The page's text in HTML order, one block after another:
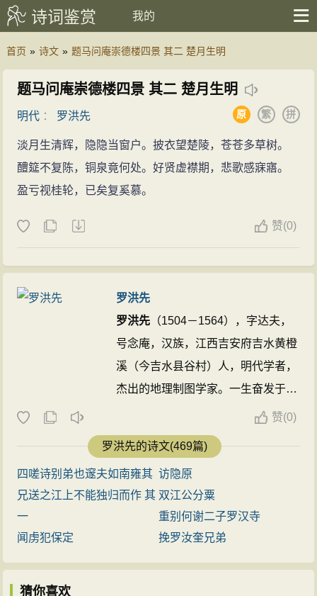
诗词鉴赏 我的
首页 » 诗文 » 题马问庵崇德楼四景 其二 楚月生明
题马问庵崇德楼四景 其二 楚月生明
明代 ： 罗洪先 拼
繁
原
淡月生清辉，隐隐当窗户。披衣望楚陵，苍苍多草树。
醴筵不复陈，铜泉竟何处。好贤虚襟期，悲歌感寐寤。
盈亏视桂轮，已矣复奚慕。
赞(0)
罗洪先
罗洪先 （1504－1564），字达夫，
号念庵，汉族，江西吉安府吉水黄橙
溪（今吉水县谷村）人，明代学者，
杰出的地理制图学家。一生奋发于地
理学等科学的研究，“考图观史“，发
现当时地图多疏密失准、远近错误，
于是亲自外出调查收集资料，准备重
新编一内容丰富、地理位置准确的地
图，以计里画方之法，创立地图符号
图例，绘成《广舆图》。创编成地图
还加以发展，使地图更为科学实用。
赞(0)
罗洪先的诗文(469篇)
四嗟诗别弟也邃夫如南雍其
兄送之江上不能独归而作 其
一
访隐原
双江公分粟
重别何谢二子罗汉寺
闻虏犯保定
挽罗汝奎兄弟
猜你喜欢